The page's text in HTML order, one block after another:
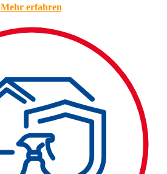
Mehr erfahren